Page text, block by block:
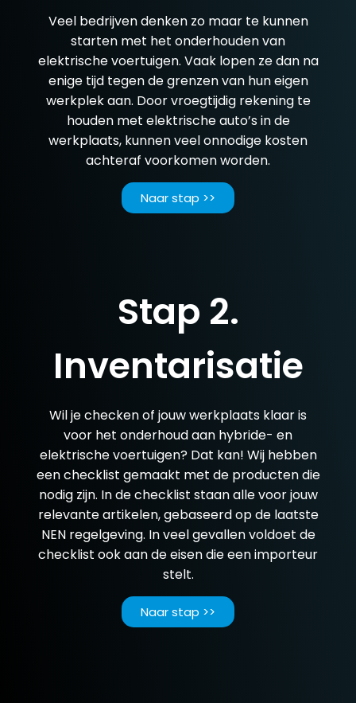
Veel bedrijven denken zo maar te kunnen
starten met het onderhouden van
elektrische voertuigen. Vaak lopen ze dan na
enige tijd tegen de grenzen van hun eigen
werkplek aan. Door vroegtijdig rekening te
houden met elektrische auto’s in de
werkplaats, kunnen veel onnodige kosten
achteraf voorkomen worden.
Naar stap >>
Stap 2.
Inventarisatie
Wil je checken of jouw werkplaats klaar is
voor het onderhoud aan hybride- en
elektrische voertuigen? Dat kan! Wij hebben
een checklist gemaakt met de producten die
nodig zijn. In de checklist staan alle voor jouw
relevante artikelen, gebaseerd op de laatste
NEN regelgeving. In veel gevallen voldoet de
checklist ook aan de eisen die een importeur
stelt.
Naar stap >>